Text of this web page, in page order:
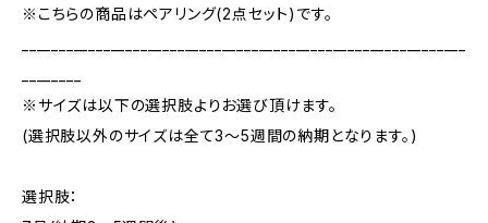
※こちらの商品はペアリング(2点セット)です。
※サイズは以下の選択肢よりお選び頂けます。
(選択肢以外のサイズは全て3～5週間の納期となります。)
選択肢：